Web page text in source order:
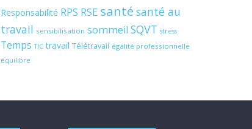
Responsabilité RPS RSE santé santé au
travail sensibilisation sommeil SQVT stress
Temps TIC travail Télétravail égalité professionnelle
équilibre